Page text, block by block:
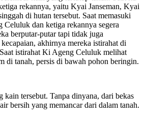
rekannya, yaitu Kyai Janseman, Kyai
di hutan tersebut. Saat memasuki
dan ketiga rekannya segera
berputar-putar tapi tidak juga
akhirnya mereka istirahat di
istirahat Ki Ageng Celuluk melihat
di tanah, persis di bawah pohon beringin.
tersebut. Tanpa dinyana, dari bekas
bersih yang memancar dari dalam tanah.